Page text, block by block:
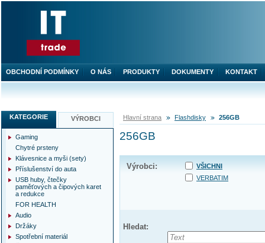
Hlavní strana Flashdisky 256GB
256GB
Výrobci:
VŠICHNI
VERBATIM
Hledat:
KATEGORIE VÝROBCI
Gaming
Chytré prsteny
Klávesnice a myši (sety)
Příslušenství do auta
USB huby, čtečky
paměťových a čipových karet
a redukce
FOR HEALTH
Audio
Držáky
Spotřební materiál
OBCHODNÍ PODMÍNKY O NÁS PRODUKTY DOKUMENTY KONTAKT